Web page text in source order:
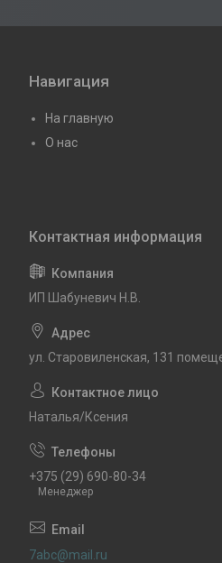
Навигация
На главную
О нас
ИП Шабуневич Н.В.
ул. Старовиленская, 131
Наталья/Ксения
+375 (29) 690-80-34
Менеджер
7abc@mail.ru